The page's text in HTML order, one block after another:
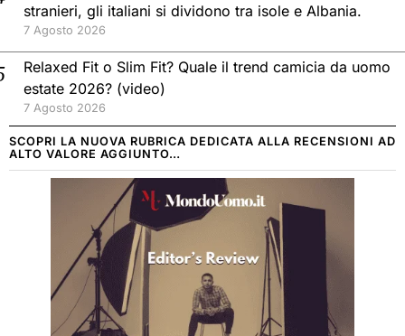
stranieri, gli italiani si dividono tra isole e Albania.
7 Agosto 2026
Relaxed Fit o Slim Fit? Quale il trend camicia da uomo
estate 2026? (video)
7 Agosto 2026
SCOPRI LA NUOVA RUBRICA DEDICATA ALLA RECENSIONI AD
ALTO VALORE AGGIUNTO…